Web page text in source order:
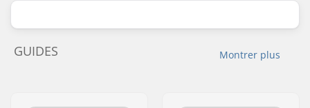
Montrer plus
GUIDES